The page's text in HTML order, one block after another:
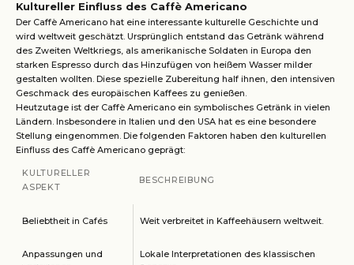
Kultureller Einfluss des Caffè Americano
Der Caffè Americano hat eine interessante kulturelle Geschichte und
wird weltweit geschätzt. Ursprünglich entstand das Getränk während
des Zweiten Weltkriegs, als amerikanische Soldaten in Europa den
starken Espresso durch das Hinzufügen von heißem Wasser milder
gestalten wollten. Diese spezielle Zubereitung half ihnen, den intensiven
Geschmack des europäischen Kaffees zu genießen.
Heutzutage ist der Caffè Americano ein symbolisches Getränk in vielen
Ländern. Insbesondere in Italien und den USA hat es eine besondere
Stellung eingenommen. Die folgenden Faktoren haben den kulturellen
Einfluss des Caffè Americano geprägt:
KULTURELLER
ASPEKT
BESCHREIBUNG
Beliebtheit in Cafés Weit verbreitet in Kaffeehäusern weltweit.
Anpassungen und
Lokale Interpretationen des klassischen